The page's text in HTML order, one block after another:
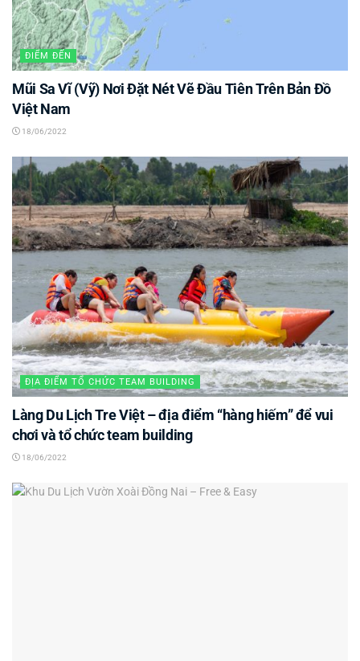
ĐIỂM ĐẾN
Mũi Sa Vĩ (Vỹ) Nơi Đặt Nét Vẽ Đầu Tiên Trên Bản Đồ
Việt Nam
18/06/2022
ĐỊA ĐIỂM TỔ CHỨC TEAM BUILDING
Làng Du Lịch Tre Việt – địa điểm “hàng hiếm” để vui
chơi và tổ chức team building
18/06/2022